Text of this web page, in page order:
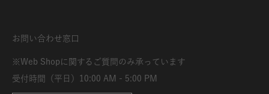
お問い合わせ窓口
※Web Shopに関するご質問のみ承っています
受付時間（平日）10:00 AM - 5:00 PM